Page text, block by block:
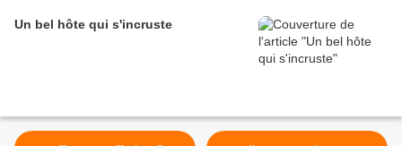
Un bel hôte qui s'incruste